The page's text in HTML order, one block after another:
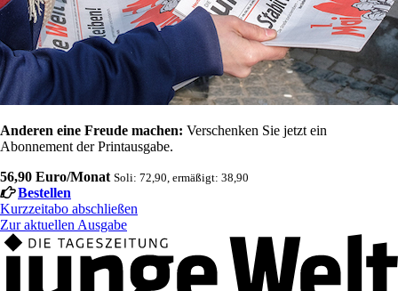
Anderen eine Freude machen: Verschenken Sie jetzt ein
Abonnement der Printausgabe.
56,90 Euro/Monat Soli: 72,90, ermäßigt: 38,90
Bestellen
Kurzzeitabo abschließen
Zur aktuellen Ausgabe